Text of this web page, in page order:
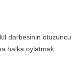
darbesinin otuzuncu
halka oylatmak